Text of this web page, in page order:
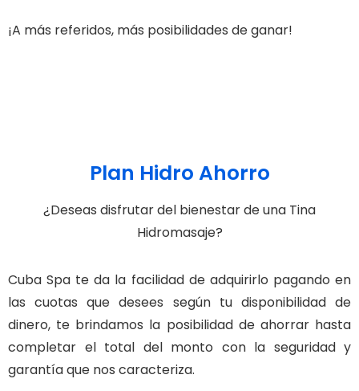
¡A más referidos, más posibilidades de ganar!
Plan Hidro Ahorro
¿Deseas disfrutar del bienestar de una Tina
Hidromasaje?
Cuba Spa te da la facilidad de adquirirlo pagando en
las cuotas que desees según tu disponibilidad de
dinero, te brindamos la posibilidad de ahorrar hasta
completar el total del monto con la seguridad y
garantía que nos caracteriza.